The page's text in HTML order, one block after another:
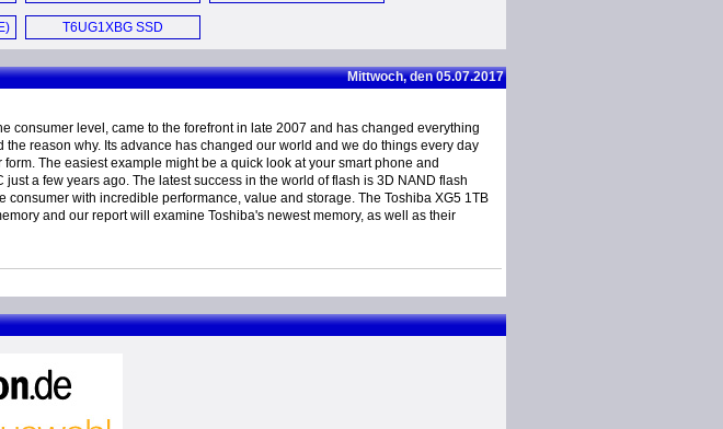
Festplatte (D)
T6UG1XBG SSD
Controller (E)
Mittwoch, den 05.07.2017
consumer level, came to the forefront in late 2007 and has changed everything
reason why. Its advance has changed our world and we do things every day
The easiest example might be a quick look at your smart phone and
a few years ago. The latest success in the world of flash is 3D NAND flash
consumer with incredible performance, value and storage. The Toshiba XG5 1TB
and our report will examine Toshiba's newest memory, as well as their